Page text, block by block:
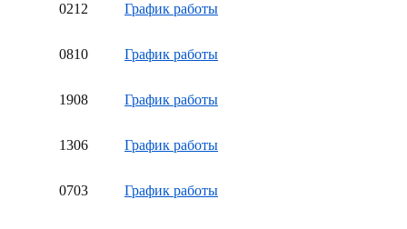
0212 График работы
0810 График работы
1908 График работы
1306 График работы
0703 График работы